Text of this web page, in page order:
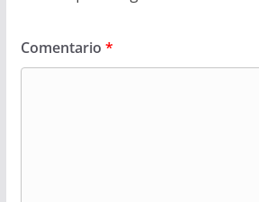
Comentario *